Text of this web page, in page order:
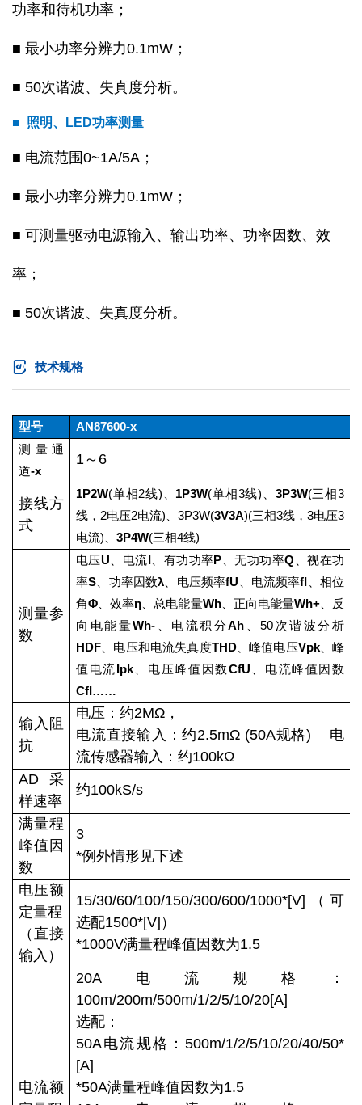
功率和待机功率；
■ 最小功率分辨力0.1mW；
■ 50次谐波、失真度分析。
■ 照明、LED功率测量
■ 电流范围0~1A/5A；
■ 最小功率分辨力0.1mW；
■ 可测量驱动电源输入、输出功率、功率因数、效
率；
■ 50次谐波、失真度分析。
技术规格
型号
AN87600-x
测量通
道-x
1～6
接线方
式
1P2W(单相2线)、 1P3W(单相3线)、 3P3W(三相3
线，2电压2电流)、3P3W(3V3A)(三相3线，3电压3
电流)、 3P4W(三相4线)
测量参
数
电压U 、电流I、有功功率P 、无功功率Q 、视在功
率S 、功率因数λ 、电压频率fU 、电流频率fI 、相位
角Φ 、效率η 、总电能量Wh、正向电能量Wh+、反
向电能量Wh- 、电流积分Ah 、50次谐波分析
HDF 、电压和电流失真度THD、峰值电压Vpk、峰
值电流Ipk、电压峰值因数CfU 、电流峰值因数
CfI……
输入阻
抗
电压：约2MΩ，
电流直接输入：约2.5mΩ (50A规格) 电
流传感器输入：约100kΩ
AD采
样速率
约100kS/s
满量程
峰值因
数
3
*例外情形见下述
电压额
定量程
（直接
输入）
15/30/60/100/150/300/600/1000*[V]（可
选配1500*[V]）
*1000V满量程峰值因数为1.5
电流额
20A电流规格：
100m/200m/500m/1/2/5/10/20[A]
选配：
50A电流规格：500m/1/2/5/10/20/40/50*
[A]
*50A满量程峰值因数为1.5